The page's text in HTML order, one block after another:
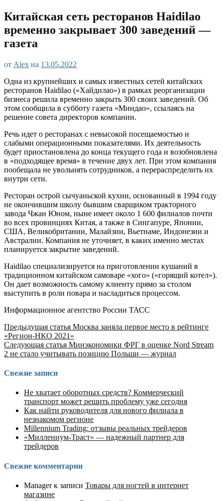
Китайская сеть ресторанов Haidilao
временно закрывает 300 заведений —
газета
от Alex на 13.05.2022
Одна из крупнейших и самых известных сетей китайских
ресторанов Haidilao («Хайдилао») в рамках реорганизации
бизнеса решила временно закрыть 300 своих заведений. Об
этом сообщила в субботу газета «Миндао», ссылаясь на
решение совета директоров компании.
Речь идет о ресторанах с невысокой посещаемостью и
слабыми операционными показателями. Их деятельность
будет приостановлена до конца текущего года и возобновлена
в «подходящее время» в течение двух лет. При этом компания
пообещала не увольнять сотрудников, а перераспределить их
внутри сети.
Ресторан острой сычуаньской кухни, основанный в 1994 году
не окончившим школу бывшим сварщиком тракторного
завода Чжан Юном, ныне имеет около 1 600 филиалов почти
во всех провинциях Китая, а также в Сингапуре, Японии,
США, Великобритании, Малайзии, Вьетнаме, Индонезии и
Австралии. Компания не уточняет, в каких именно местах
планируется закрытие заведений.
Haidilao специализируется на приготовлении кушаний в
традиционном китайском самоваре «хого» («горящий котел»).
Он дает возможность самому клиенту прямо за столом
выступить в роли повара и насладиться процессом.
Информационное агентство России ТАСС
Продолжить
чтение
Предыдущая статья Москва заняла первое место в рейтинге
«Регион-НКО 2021»
Следующая статья Минэкономики ФРГ в оценке Nord Stream
2 не стало учитывать позицию Польши — журнал
Свежие записи
Не хватает оборотных средств? Коммерческий
транспорт может решить проблему уже сегодня
Как найти руководителя для нового филиала в
незнакомом регионе
Millennium Trading: отзывы реальных трейдеров
«Миллениум-Траст» — надежный партнер для
трейдеров
Свежие комментарии
Managerк записи Товары для ногтей в интернет
магазине